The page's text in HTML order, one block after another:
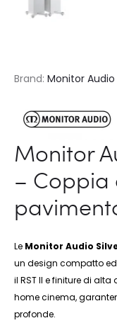
Brand: Monitor Audio
Monitor
– Coppia
Le Monitor Audio
un design compatto
il RST II e finiture di
home cinema,
profonde.